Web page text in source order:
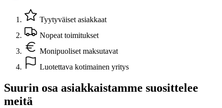
Tyytyväiset asiakkaat
Nopeat toimitukset
Monipuoliset maksutavat
Luotettava kotimainen yritys
Suurin osa asiakkaistamme suosittelee
meitä